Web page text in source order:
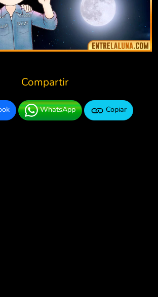
Compartir
WhatsApp Copiar